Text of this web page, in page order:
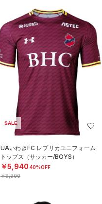
SALE
UAいわきFC レプリカユニフォーム
トップス（サッカー/BOYS）
￥5,940 40%OFF
￥9,900